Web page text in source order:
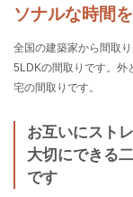
ソナルな時間
全国の建築家から間取
5LDKの間取りです。外
宅の間取りです。
お互いにスト
大切にできる
です